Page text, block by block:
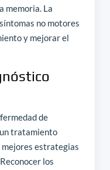
memoria. La
no motores
y mejorar el
de
tratamiento
estrategias
los